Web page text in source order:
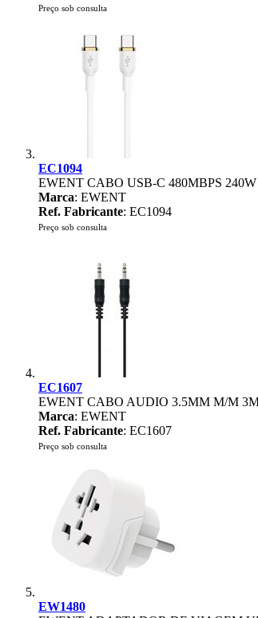
Preço sob consulta
EC1094
EWENT CABO USB-C 480MBPS
Marca: EWENT
Ref. Fabricante: EC1094
Preço sob consulta
EC1607
EWENT CABO AUDIO 3.5MM M/M
Marca: EWENT
Ref. Fabricante: EC1607
Preço sob consulta
EW1480